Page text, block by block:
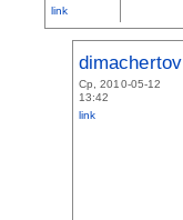
link
dimachertov
Ср, 2010-05-12
13:42
link